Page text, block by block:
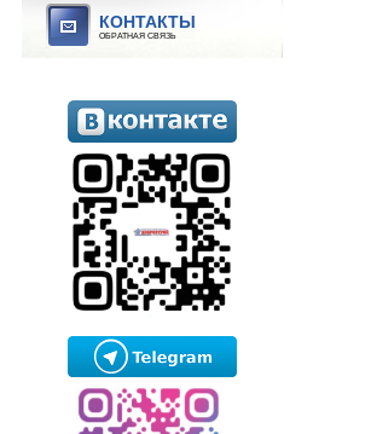
КОНТАКТЫ
ОБРАТНАЯ СВЯЗЬ